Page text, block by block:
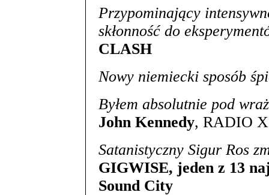
Przypominający
skłonność do
CLASH
Nowy niemiecki sposób
Byłem absolutnie pod
John Kennedy, RADIO X
Satanistyczny Sigur Ros
GIGWISE, jeden z 13
Sound City